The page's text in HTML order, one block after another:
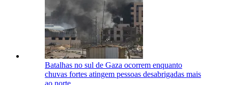
Batalhas no sul de Gaza ocorrem enquanto
chuvas fortes atingem pessoas desabrigadas mais
ao norte